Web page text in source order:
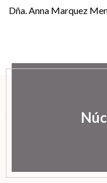
Dña. Anna Marquez